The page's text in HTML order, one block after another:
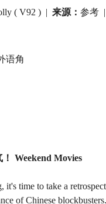
( V92 ) | 来源： 参考
语角
Weekend Movies
time to take a
of Chinese blockbusters.